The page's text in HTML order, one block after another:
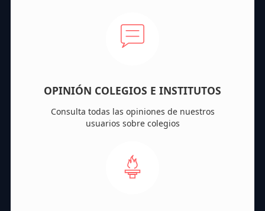
OPINIÓN COLEGIOS E INSTITUTOS
Consulta todas las opiniones de nuestros
usuarios sobre colegios